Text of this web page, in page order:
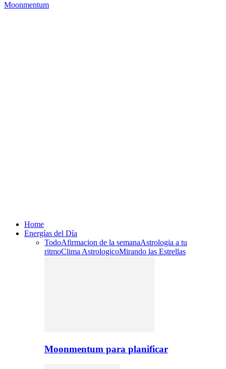
Moonmentum
Home
Energías del Día
TodoAfirmacion de la semanaAstrologia a tu
ritmoClima AstrologicoMirando las Estrellas
Moonmentum para planificar